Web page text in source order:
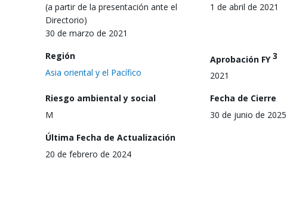
(a partir de la presentación ante el
Directorio)
30 de marzo de 2021
1 de abril de 2021
Región
Asia oriental y el Pacífico
Aprobación FY3
2021
Riesgo ambiental y social
M
Fecha de Cierre
30 de junio de 2025
Última Fecha de Actualización
20 de febrero de 2024